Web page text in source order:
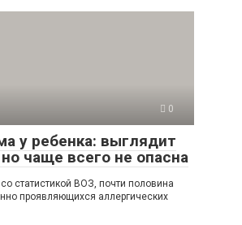
0
у ребенка: выглядит
чаще всего не опасна
статистикой ВОЗ, почти половина
проявляющихся аллергических